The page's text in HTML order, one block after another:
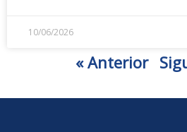
10/06/2026
« Anterior